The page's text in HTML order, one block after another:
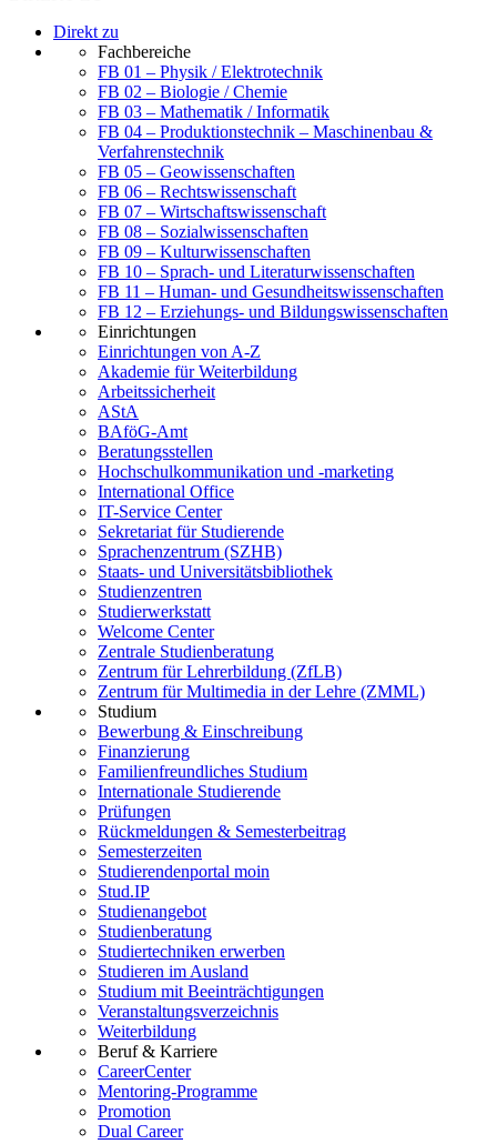
Direkt zu
Fachbereiche
FB 01 – Physik / Elektrotechnik
FB 02 – Biologie / Chemie
FB 03 – Mathematik / Informatik
FB 04 – Produktionstechnik – Maschinenbau &
Verfahrenstechnik
FB 05 – Geowissenschaften
FB 06 – Rechtswissenschaft
FB 07 – Wirtschaftswissenschaft
FB 08 – Sozialwissenschaften
FB 09 – Kulturwissenschaften
FB 10 – Sprach- und Literaturwissenschaften
FB 11 – Human- und Gesundheitswissenschaften
FB 12 – Erziehungs- und Bildungswissenschaften
Einrichtungen
Einrichtungen von A-Z
Akademie für Weiterbildung
Arbeitssicherheit
AStA
BAföG-Amt
Beratungsstellen
Hochschulkommunikation und -marketing
International Office
IT-Service Center
Sekretariat für Studierende
Sprachenzentrum (SZHB)
Staats- und Universitätsbibliothek
Studienzentren
Studierwerkstatt
Welcome Center
Zentrale Studienberatung
Zentrum für Lehrerbildung (ZfLB)
Zentrum für Multimedia in der Lehre (ZMML)
Studium
Bewerbung & Einschreibung
Finanzierung
Familienfreundliches Studium
Internationale Studierende
Prüfungen
Rückmeldungen & Semesterbeitrag
Semesterzeiten
Studierendenportal moin
Stud.IP
Studienangebot
Studienberatung
Studiertechniken erwerben
Studieren im Ausland
Studium mit Beeinträchtigungen
Veranstaltungsverzeichnis
Weiterbildung
Beruf & Karriere
CareerCenter
Mentoring-Programme
Promotion
Dual Career